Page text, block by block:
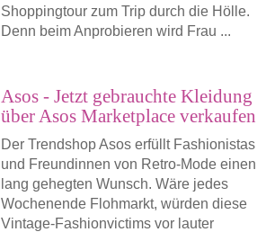
Shoppingtour zum Trip durch die Hölle.
Denn beim Anprobieren wird Frau ...
Asos - Jetzt gebrauchte Kleidung
über Asos Marketplace verkaufen
Der Trendshop Asos erfüllt Fashionistas
und Freundinnen von Retro-Mode einen
lang gehegten Wunsch. Wäre jedes
Wochenende Flohmarkt, würden diese
Vintage-Fashionvictims vor lauter